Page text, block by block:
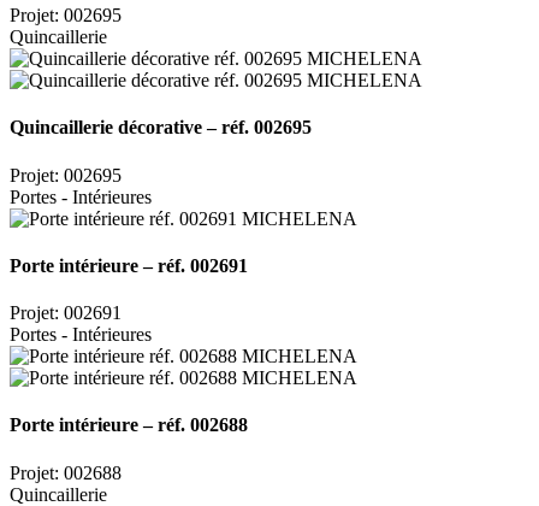
Projet: 002695
Quincaillerie
Quincaillerie décorative – réf. 002695
Projet: 002695
Portes - Intérieures
Porte intérieure – réf. 002691
Projet: 002691
Portes - Intérieures
Porte intérieure – réf. 002688
Projet: 002688
Quincaillerie